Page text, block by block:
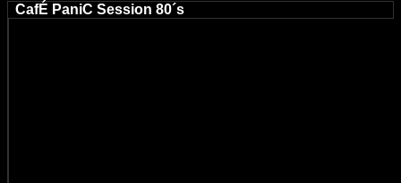
CafÉ PaniC Session 80´s